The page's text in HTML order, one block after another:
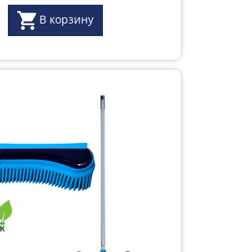
В корзину